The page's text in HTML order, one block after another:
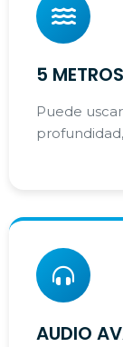
5
Puede
AUDIO